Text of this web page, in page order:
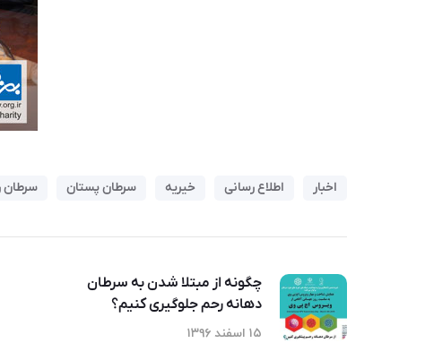
اخبار اطلاع رسانی خیریه سرطان پستان سرطان
چگونه از مبتلا شدن به سرطان
دهانه رحم جلوگیری کنیم؟
۱۵ اسفند ۱۳۹۶